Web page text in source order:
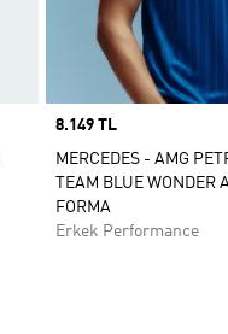
Price
8.149 TL
MERCEDES - AMG
TEAM BLUE WONDER
FORMA
Erkek Performance